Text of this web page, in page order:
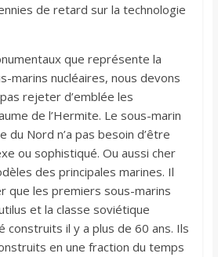
de retard sur la technologie
que représente la
marins nucléaires, nous devons
rejeter d’emblée les
de l’Hermite. Le sous-marin
du Nord n’a pas besoin d’être
ou sophistiqué. Ou aussi cher
des principales marines. Il
que les premiers sous-marins
et la classe soviétique
construits il y a plus de 60 ans. Ils
en une fraction du temps